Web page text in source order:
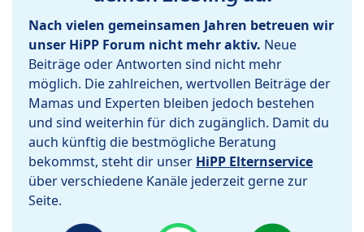
Nach vielen gemeinsamen Jahren betreuen wir
unser HiPP Forum nicht mehr aktiv. Neue
Beiträge oder Antworten sind nicht mehr
möglich. Die zahlreichen, wertvollen Beiträge der
Mamas und Experten bleiben jedoch bestehen
und sind weiterhin für dich zugänglich. Damit du
auch künftig die bestmögliche Beratung
bekommst, steht dir unser HiPP Elternservice
über verschiedene Kanäle jederzeit gerne zur
Seite.